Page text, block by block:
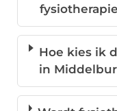
Hoe kies ik
in